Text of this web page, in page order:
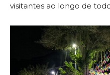
visitantes ao longo de